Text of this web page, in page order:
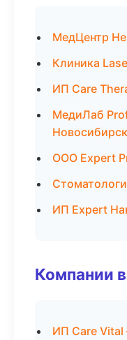
МедЦентр
Клиника
ИП Care
МедиЛаб
Новосибирск
ООО Expert
ИП Expert
Компании
ИП Care Vital